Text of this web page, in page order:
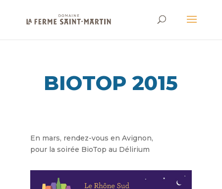
BIOTOP 2015
En mars, rendez-vous en Avignon,
pour la soirée BioTop au Délirium